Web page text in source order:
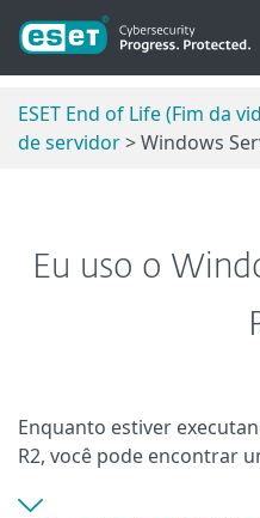
ESET End of Life (Fim da
de servidor> Windows
Eu uso o
Enquanto estiver
R2, você pode encontrar